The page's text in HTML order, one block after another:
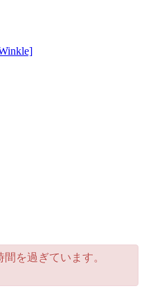
を過ぎています。